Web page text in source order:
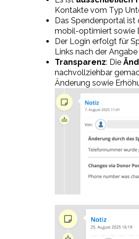
Kontakte vom Typ
Das Spendenportal ist
mobil-optimiert sowie
Der Login erfolgt für
Links nach der
Transparenz: Die
nachvollziehbar
Änderung sowie